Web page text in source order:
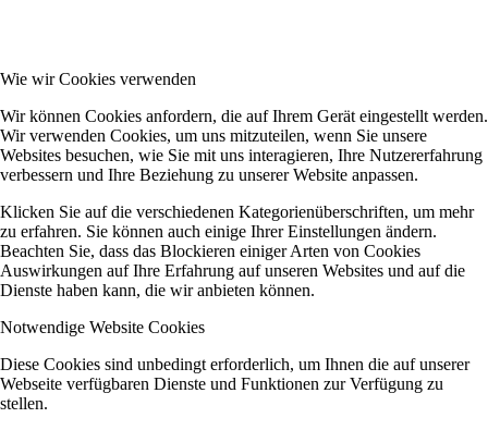
Wie wir Cookies verwenden
Wir können Cookies anfordern, die auf Ihrem Gerät eingestellt werden.
Wir verwenden Cookies, um uns mitzuteilen, wenn Sie unsere
Websites besuchen, wie Sie mit uns interagieren, Ihre Nutzererfahrung
verbessern und Ihre Beziehung zu unserer Website anpassen.
Klicken Sie auf die verschiedenen Kategorienüberschriften, um mehr
zu erfahren. Sie können auch einige Ihrer Einstellungen ändern.
Beachten Sie, dass das Blockieren einiger Arten von Cookies
Auswirkungen auf Ihre Erfahrung auf unseren Websites und auf die
Dienste haben kann, die wir anbieten können.
Notwendige Website Cookies
Diese Cookies sind unbedingt erforderlich, um Ihnen die auf unserer
Webseite verfügbaren Dienste und Funktionen zur Verfügung zu
stellen.